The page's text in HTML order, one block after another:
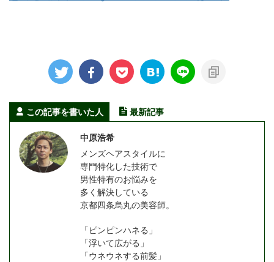
この記事を書いた人 最新記事
中原浩希
メンズヘアスタイルに
専門特化した技術で
男性特有のお悩みを
多く解決している
京都四条烏丸の美容師。
「ピンピンハネる」
「浮いて広がる」
「ウネウネする前髪」